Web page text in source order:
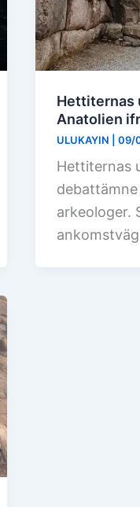
Hettiternas
Anatolien
ULUKAYIN |09/
Hettiternas
arkeologer.